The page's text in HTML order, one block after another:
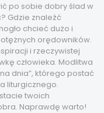
po sobie dobry ślad w
Gdzie znaleźć
chcieć dużo i
orędowników.
i rzeczywistej
człowieka. Modlitwa
dnia”, którego postać
liturgicznego.
twoich
Naprawdę warto!